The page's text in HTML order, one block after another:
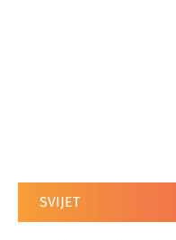
SVIJET